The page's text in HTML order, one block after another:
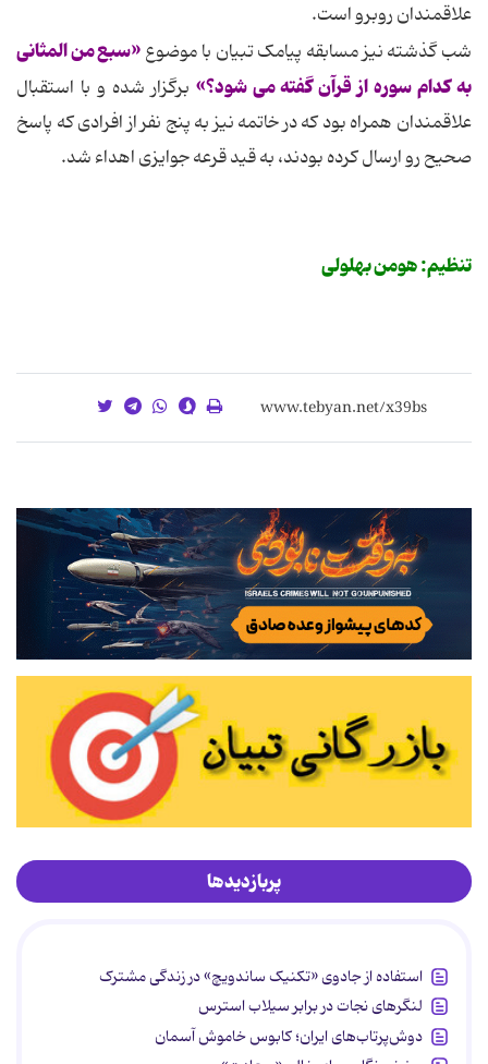
علاقمندان روبرو است.
شب گذشته نیز مسابقه پیامک تبیان با موضوع«سبع من المثانی
به کدام سوره از قرآن گفته می شود؟» برگزار شده و با استقبال
علاقمندان همراه بود که در خاتمه نیز به پنج نفر از افرادی که پاسخ
صحیح رو ارسال کرده بودند، به قید قرعه جوایزی اهداء شد.
تنظیم: هومن بهلولی
پربازدیدها
استفاده از جادوی «تکنیک ساندویچ» در زندگی مشترک
لنگرهای نجات در برابر سیلاب استرس
دوش‌پرتاب‌های ایران؛ کابوس خاموش آسمان